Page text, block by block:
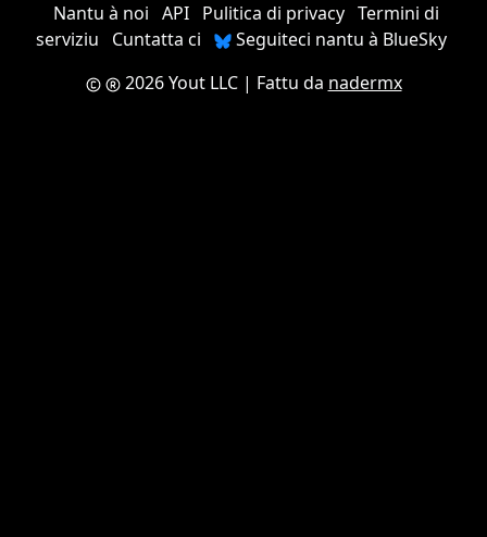
Nantu à noi API Pulitica di privacy Termini di
serviziu
Cuntatta ci
Seguiteci nantu à BlueSky
2026 Yout LLC| Fattu da nadermx